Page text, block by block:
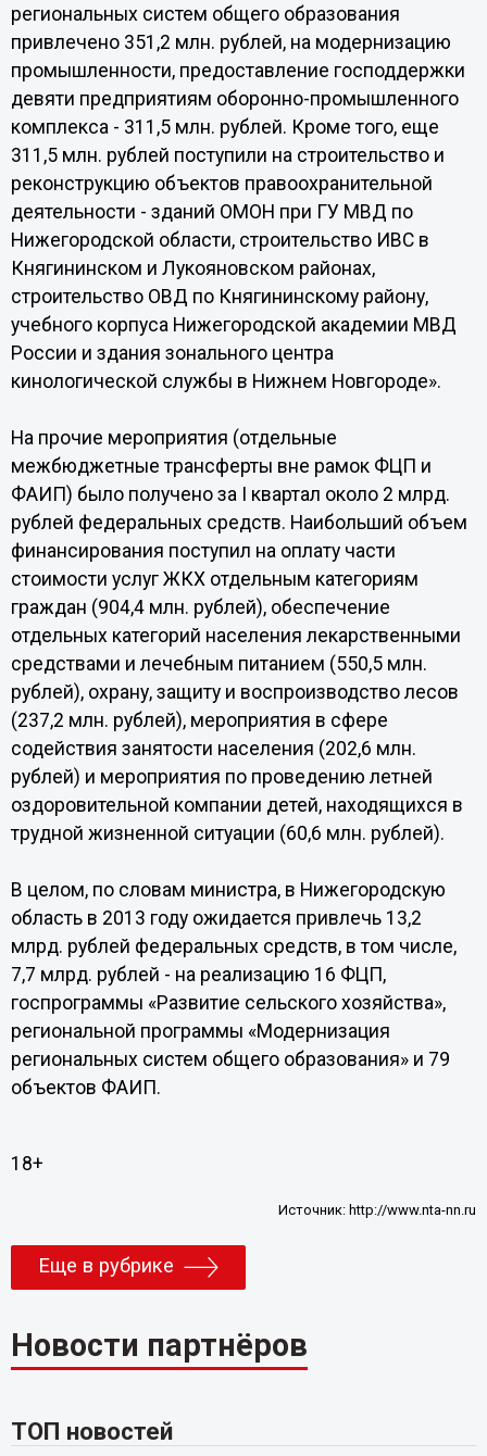
региональных систем общего образования
привлечено 351,2 млн. рублей, на модернизацию
промышленности, предоставление господдержки
девяти предприятиям оборонно-промышленного
комплекса - 311,5 млн. рублей. Кроме того, еще
311,5 млн. рублей поступили на строительство и
реконструкцию объектов правоохранительной
деятельности - зданий ОМОН при ГУ МВД по
Нижегородской области, строительство ИВС в
Княгининском и Лукояновском районах,
строительство ОВД по Княгининскому району,
учебного корпуса Нижегородской академии МВД
России и здания зонального центра
кинологической службы в Нижнем Новгороде».
На прочие мероприятия (отдельные
межбюджетные трансферты вне рамок ФЦП и
ФАИП) было получено за I квартал около 2 млрд.
рублей федеральных средств. Наибольший объем
финансирования поступил на оплату части
стоимости услуг ЖКХ отдельным категориям
граждан (904,4 млн. рублей), обеспечение
отдельных категорий населения лекарственными
средствами и лечебным питанием (550,5 млн.
рублей), охрану, защиту и воспроизводство лесов
(237,2 млн. рублей), мероприятия в сфере
содействия занятости населения (202,6 млн.
рублей) и мероприятия по проведению летней
оздоровительной компании детей, находящихся в
трудной жизненной ситуации (60,6 млн. рублей).
В целом, по словам министра, в Нижегородскую
область в 2013 году ожидается привлечь 13,2
млрд. рублей федеральных средств, в том числе,
7,7 млрд. рублей - на реализацию 16 ФЦП,
госпрограммы «Развитие сельского хозяйства»,
региональной программы «Модернизация
региональных систем общего образования» и 79
объектов ФАИП.
18+
Источник: http://www.nta-nn.ru
Еще в рубрике
Новости партнёров
ТОП новостей